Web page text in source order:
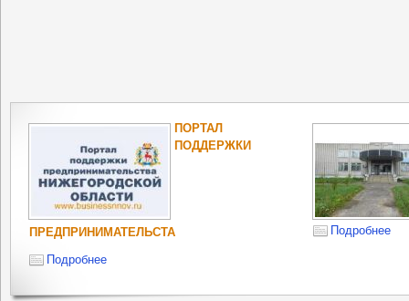
ПОРТАЛ
ПОДДЕРЖКИ
ПРЕДПРИНИМАТЕЛЬСТА
Подробнее
Подробнее